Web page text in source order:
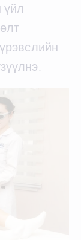
үйл